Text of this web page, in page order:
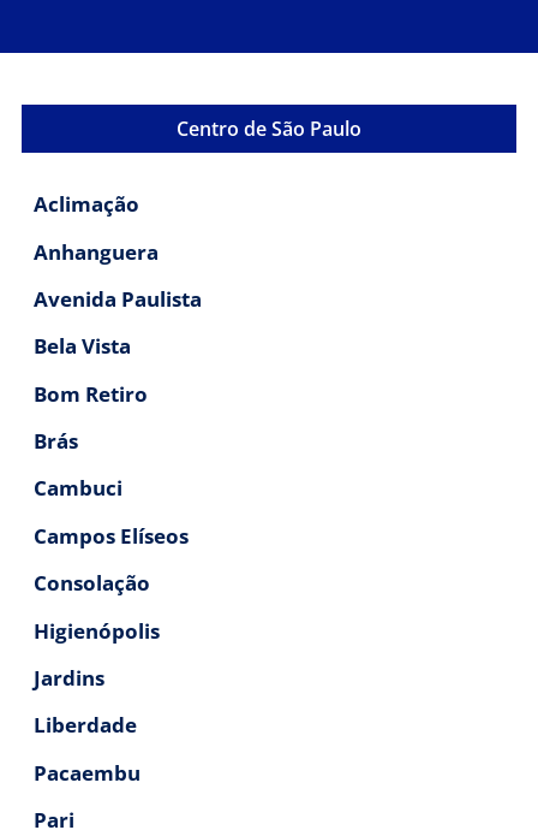
Centro de São Paulo
Aclimação
Anhanguera
Avenida Paulista
Bela Vista
Bom Retiro
Brás
Cambuci
Campos Elíseos
Consolação
Higienópolis
Jardins
Liberdade
Pacaembu
Pari